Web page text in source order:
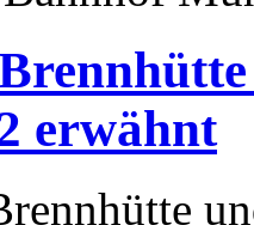
erwähnt